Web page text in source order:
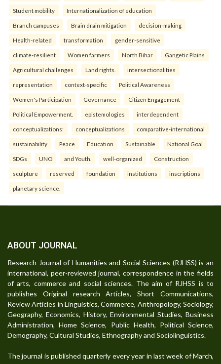
Student mobility Internationalization of education
Branch campuses Brain drain mitigation decision-making
Health-related transformation gender-sensitive
climate-resilient Women farmers North Bihar Gangetic Plains
Agricultural challenges Land rights. intersectionalities
representation context-specific Political Awareness
Women's Participation Governance Citizen Engagement
Political Empowerment. epistemologies interdependent
conceptualizations: conceptualizations comparative-international
sustainability Peace Education Sustainable National Goal
SDGs UNO and Youth. well-organized Construction
sculpture reserved foundation institutions inscriptions
planetary science.
ABOUT JOURNAL
Research Journal of Humanities and Social Sciences (RJHSS) is an
international, peer-reviewed journal, correspondence in the fields
of arts, commerce and social sciences. The aim of RJHSS is to
publishes Original research Articles, Short Communications,
Review Articles in Linguistics, Commerce, Anthropology, Sociology,
Geography, Economics, History, Environmental Studies, Business
Administration, Home Science, Public Health, Political Science,
Demography, Cultural Studies, Ethnography and Sociolinguistics.
The journal is published quarterly every year in last week of March,